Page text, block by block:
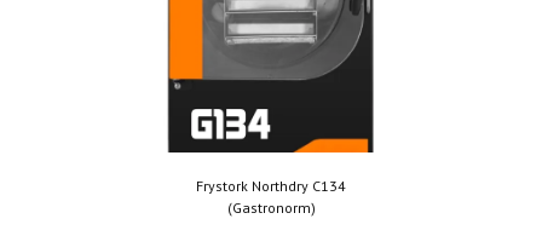
Frystork Northdry C134
(Gastronorm)